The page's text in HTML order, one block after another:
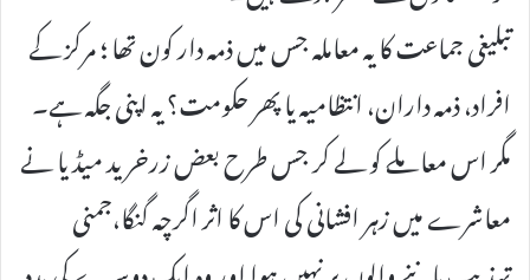
تبلیغی جماعت کا یہ معاملہ جس میں ذمہ دار کون تھا ؛ مرکز کے
افراد، ذمہ داران، انتظامیہ یا پھر حکومت؟ یہ اپنی جگہ ہے۔
مگر اس معاملے کو لے کر جس طرح بعض زرخرید میڈیا نے
معاشرے میں زہر افشانی کی اس کا اثر اگرچہ گنگا،جمنی